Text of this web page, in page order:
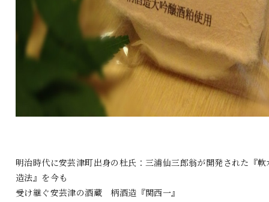
明治時代に安芸津町出身の杜氏：三浦仙三郎翁が開発された『軟
造法』を今も
受け継ぐ安芸津の酒蔵 柄酒造『関西一』